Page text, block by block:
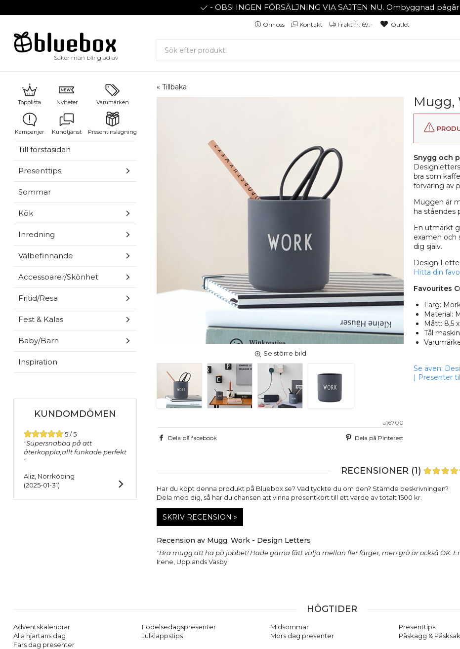
- OBS! INGEN FÖRSÄLJNING VIA SAJTEN NU. Ombyggnad
Om oss Kontakt Frakt fr. 69:- Outlet
Saker man blir glad av
Topplista Nyheter Varumärken
Kampanjer Kundtjänst Presentinslagning
Till förstasidan
Presenttips
Sommar
Kök
Inredning
Välbefinnande
Accessoarer/Skönhet
Fritid/Resa
Fest & Kalas
Baby/Barn
Inspiration
KUNDOMDÖMEN
5 / 5
"Supersnabba på att
återkoppla,allt funkade perfekt
"
Aliz, Norrköping
(2025-01-31)
« Tillbaka
Se större bild
a16700
Dela på facebook Dela på Pinterest
Mugg,
Snygg och
bra som
förvaring av
Muggen är
ha ståendes
En utmärkt
examen och
dig själv.
Design
Hitta din
Favourites
Färg:
Material:
Mått: 8,5
Tål
Se även:
| Presenter
RECENSIONER (1)
Har du köpt denna produkt på Bluebox.se? Vad tyckte du om den? Stämde beskrivningen?
Dela med dig, så har du chansen att vinna presentkort till ett värde av totalt 1500 kr.
SKRIV RECENSION »
Recension av Mugg, Work - Design Letters
"Bra mugg att ha på jobbet! Hade gärna fått välja mellan fler färger, men grå är också OK.
Irene, Upplands Väsby
HÖGTIDER
Adventskalendrar
Alla hjärtans dag
Fars dag presenter
Födelsedagspresenter
Julklappstips
Midsommar
Mors dag presenter
Presenttips
Påskägg &